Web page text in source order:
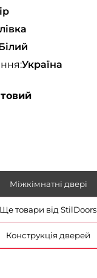
Україна
Міжкімнатні двері
Ще товари від StilDoors
Конструкція дверей